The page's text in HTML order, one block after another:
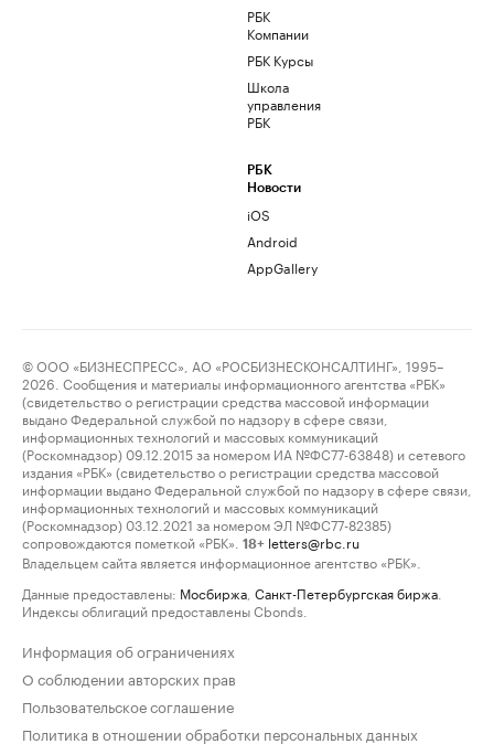
РБК
Компании
РБК Курсы
Школа
управления
РБК
РБК
Новости
iOS
Android
AppGallery
© ООО «БИЗНЕСПРЕСС», АО «РОСБИЗНЕСКОНСАЛТИНГ», 1995–
2026. Сообщения и материалы информационного агентства «РБК»
(свидетельство о регистрации средства массовой информации
выдано Федеральной службой по надзору в сфере связи,
информационных технологий и массовых коммуникаций
(Роскомнадзор) 09.12.2015 за номером ИА №ФС77-63848) и сетевого
издания «РБК» (свидетельство о регистрации средства массовой
информации выдано Федеральной службой по надзору в сфере связи,
информационных технологий и массовых коммуникаций
(Роскомнадзор) 03.12.2021 за номером ЭЛ №ФС77-82385)
сопровождаются пометкой «РБК».
18+ letters@rbc.ru
Владельцем сайта является информационное агентство «РБК».
Данные предоставлены: Мосбиржа Санкт-Петербургская биржа
Индексы облигаций предоставлены Cbonds.
Информация об ограничениях
О соблюдении авторских прав
Пользовательское соглашение
Политика в отношении обработки персональных данных